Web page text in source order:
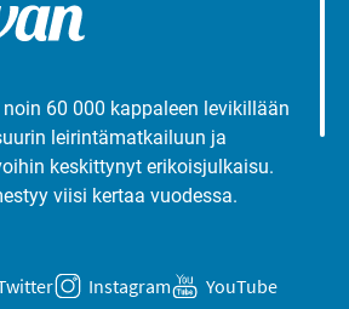
60 000 kappaleen levikillään
leirintämatkailuun ja
keskittynyt erikoisjulkaisu.
viisi kertaa vuodessa.
Instagram YouTube